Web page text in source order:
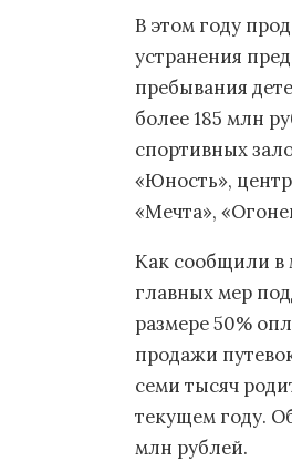
В этом году
устранения
пребывания
более 185 млн
спортивных
«Юность»,
«Мечта»,
Как сообщили в
главных мер
размере 50%
продажи
семи тысяч
текущем году.
млн рублей.